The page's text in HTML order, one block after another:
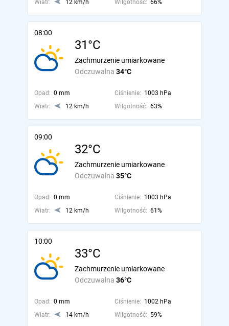
Wiatr: 12 km/h Wilgotność: 66%
08:00
31°C
Odczuwalna 34°C
Zachmurzenie umiarkowane
Opad: 0 mm Ciśnienie: 1003 hPa
Wiatr:
12 km/h Wilgotność: 63%
09:00
32°C
Odczuwalna 35°C
Zachmurzenie umiarkowane
Opad: 0 mm Ciśnienie: 1003 hPa
Wiatr:
12 km/h Wilgotność: 61%
10:00
33°C
Odczuwalna 36°C
Zachmurzenie umiarkowane
Opad: 0 mm Ciśnienie: 1002 hPa
Wiatr:
14 km/h Wilgotność: 59%